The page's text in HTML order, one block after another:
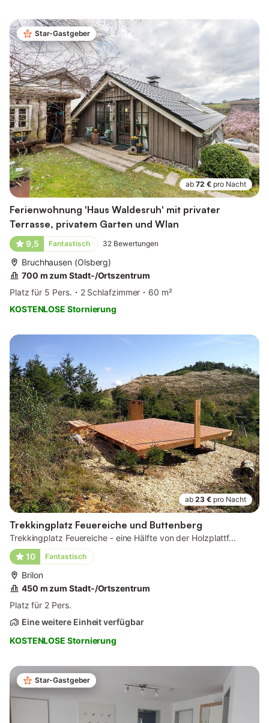
Star-Gastgeber
ab 72 € pro Nacht
Ferienwohnung 'Haus Waldesruh' mit privater
Terrasse, privatem Garten und Wlan
9,5 Fantastisch 32 Bewertungen
Bruchhausen (Olsberg)
700 m zum Stadt-/Ortszentrum
Platz für 5 Pers.
2 Schlafzimmer
60 m²
KOSTENLOSE Stornierung
ab 23 € pro Nacht
Trekkingplatz Feuereiche und Buttenberg
Trekkingplatz Feuereiche - eine Hälfte von der Holzplattf...
10
Fantastisch
Brilon
450 m zum Stadt-/Ortszentrum
Platz für 2 Pers.
Eine weitere Einheit verfügbar
KOSTENLOSE Stornierung
Star-Gastgeber